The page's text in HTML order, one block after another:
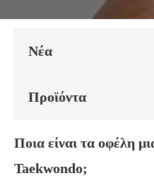
Νέα
Προϊόντα
Ποια είναι τα οφέλη
Taekwondo;